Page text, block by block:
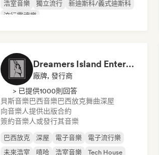
浩室音樂
獨立流行
新迪斯科/義式迪斯科
流行靈魂樂
Dreamers Island Entertainment
廠牌, 發行商
> 已提供1000則回答
貝斯音樂巴西音樂巴西放克舞曲深屋
向音樂人提供出版合約
簽約音樂人或發行其音樂
巴西放克 深屋 電子音樂
電子流行樂
未來浩室
嘻哈 浩室音樂 Tech House